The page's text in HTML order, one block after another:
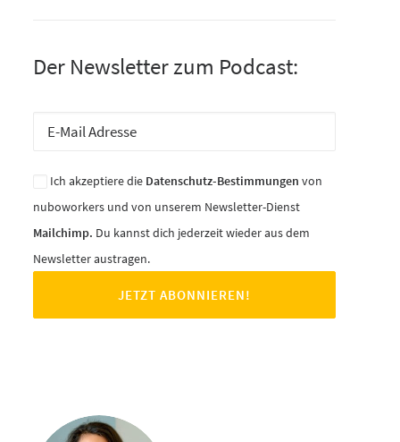
Der Newsletter zum Podcast:
Ich akzeptiere die Datenschutz-Bestimmungen von
nuboworkers und von unserem Newsletter-Dienst
Mailchimp. Du kannst dich jederzeit wieder aus dem
Newsletter austragen.